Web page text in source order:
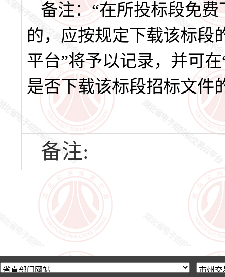
备注：“在所投标段免
的，应按规定下载该标段
平台”将予以记录，并可
是否下载该标段招标文件
备注: